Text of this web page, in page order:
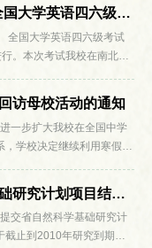
关于做好2010年12月全国大学英语四六级考试工作的通知
国大学英语四六级考试
。本次考试我校在南北校
访母校活动的通知
步扩大我校在全国中学
学校决定继续利用寒假开
关于陕西省自然科学基础研究计划项目结题的通知
省自然科学基础研究计
截止到2010年研究到期的